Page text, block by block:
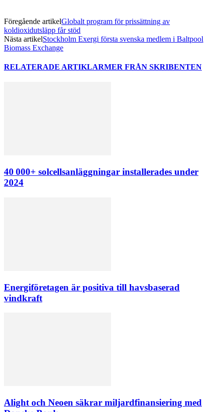
Föregående artikelGlobalt program för prissättning av
koldioxidutsläpp får stöd
Nästa artikelStockholm Exergi första svenska medlem i Baltpool
Biomass Exchange
RELATERADE ARTIKLARMER FRÅN SKRIBENTEN
40 000+ solcellsanläggningar installerades under
2024
Energiföretagen är positiva till havsbaserad
vindkraft
Alight och Neoen säkrar miljardfinansiering med